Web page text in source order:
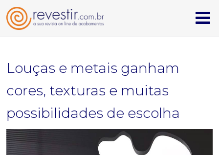
cerâmicas & revestimentos
iluminação
louças & metais
mobiliário & design
Louças e metais ganham
cores, texturas e muitas
possibilidades de escolha